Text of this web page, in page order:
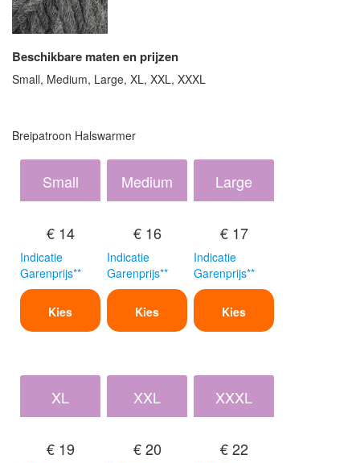
Beschikbare maten en prijzen
Small, Medium, Large, XL, XXL, XXXL
Breipatroon Halswarmer
Small
€ 14
Indicatie
Garenprijs**
Kies
Medium
€ 16
Indicatie
Garenprijs**
Kies
Large
€ 17
Indicatie
Garenprijs**
Kies
XL
€ 19
XXL
€ 20
XXXL
€ 22